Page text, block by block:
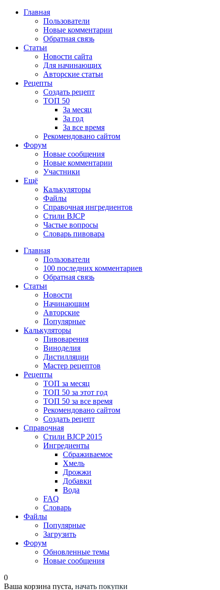
Главная
Пользователи
Новые комментарии
Обратная связь
Статьи
Новости сайта
Для начинающих
Авторские статьи
Рецепты
Создать рецепт
ТОП 50
За месяц
За год
За все время
Рекомендовано сайтом
Форум
Новые сообщения
Новые комментарии
Участники
Ещё
Калькуляторы
Файлы
Справочная ингредиентов
Стили BJCP
Частые вопросы
Словарь пивовара
Главная
Пользователи
100 последних комментариев
Обратная связь
Статьи
Новости
Начинающим
Авторские
Популярные
Калькуляторы
Пивоварения
Виноделия
Дистилляции
Мастер рецептов
Рецепты
ТОП за месяц
ТОП 50 за этот год
ТОП 50 за все время
Рекомендовано сайтом
Создать рецепт
Справочная
Стили BJCP 2015
Ингредиенты
Сбраживаемое
Хмель
Дрожжи
Добавки
Вода
FAQ
Словарь
Файлы
Популярные
Загрузить
Форум
Обновленные темы
Новые сообщения
0
Ваша корзина пуста, начать покупки